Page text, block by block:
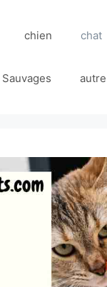
chien chat
autre